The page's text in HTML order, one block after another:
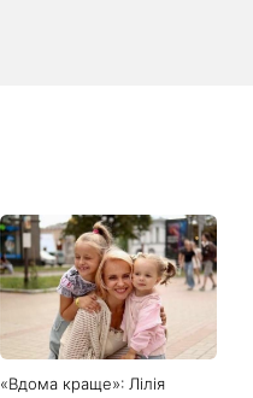
«Вдома краще»: Лілія